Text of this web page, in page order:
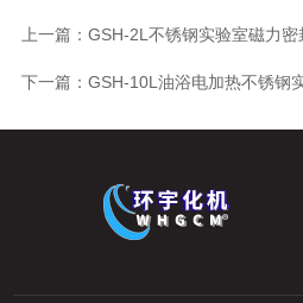
上一篇： GSH-2L不锈钢实验室磁力密
下一篇： GSH-10L油浴电加热不锈钢